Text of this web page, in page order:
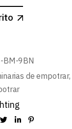
BM-9BN
de empotrar,